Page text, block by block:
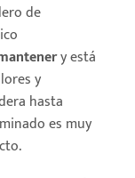
de
yestá
y
hasta
es muy